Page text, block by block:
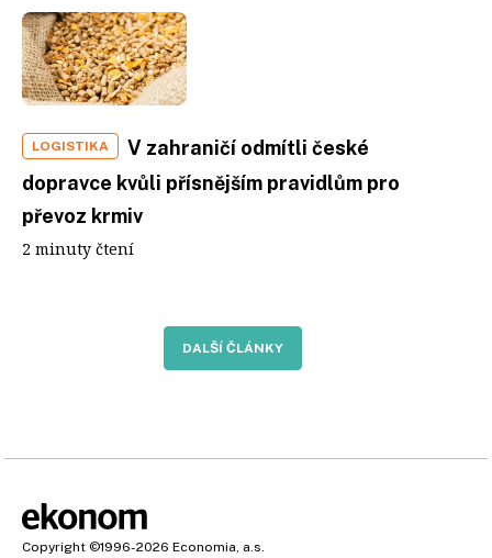
LOGISTIKA
V zahraničí odmítli české
dopravce kvůli přísnějším pravidlům pro
převoz krmiv
2 minuty čtení
DALŠÍ ČLÁNKY
Copyright ©1996-2026 Economia, a.s.